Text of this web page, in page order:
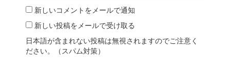
新しいコメントをメールで通知
新しい投稿をメールで受け取る
日本語が含まれない投稿は無視されますのでご注意く
ださい。（スパム対策）